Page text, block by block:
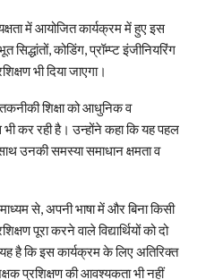
में आयोजित कार्यक्रम में हुए इस
कोडिंग, प्रॉम्प्ट इंजीनियरिंग
भी दिया जाएगा।
शिक्षा को आधुनिक व
कर रही है। उन्होंने कहा कि यह पहल
उनकी समस्या समाधान क्षमता व
से, अपनी भाषा में और बिना किसी
पूरा करने वाले विद्यार्थियों को दो
है कि इस कार्यक्रम के लिए अतिरिक्त
प्रशिक्षण की आवश्यकता भी नहीं